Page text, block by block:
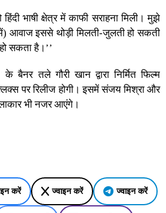
भाषी क्षेत्र में काफी सराहना मिली। मुझे
आवाज इससे थोड़ी मिलती-जुलती हो सकती
सकता है।’’
बैनर तले गौरी खान द्वारा निर्मित फिल्म
पर रिलीज होगी। इसमें संजय मिश्रा और
भी नजर आएंगे।
करें ज्वाइन करें ज्वाइन करें